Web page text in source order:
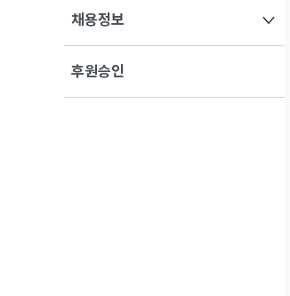
채용정보
열기
후원승인